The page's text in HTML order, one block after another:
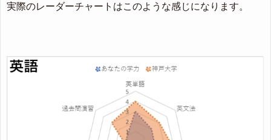
実際のレーダーチャートはこのような感じになります。